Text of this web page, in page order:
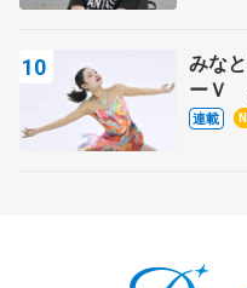
みな
ーＶ
田麻央
連載